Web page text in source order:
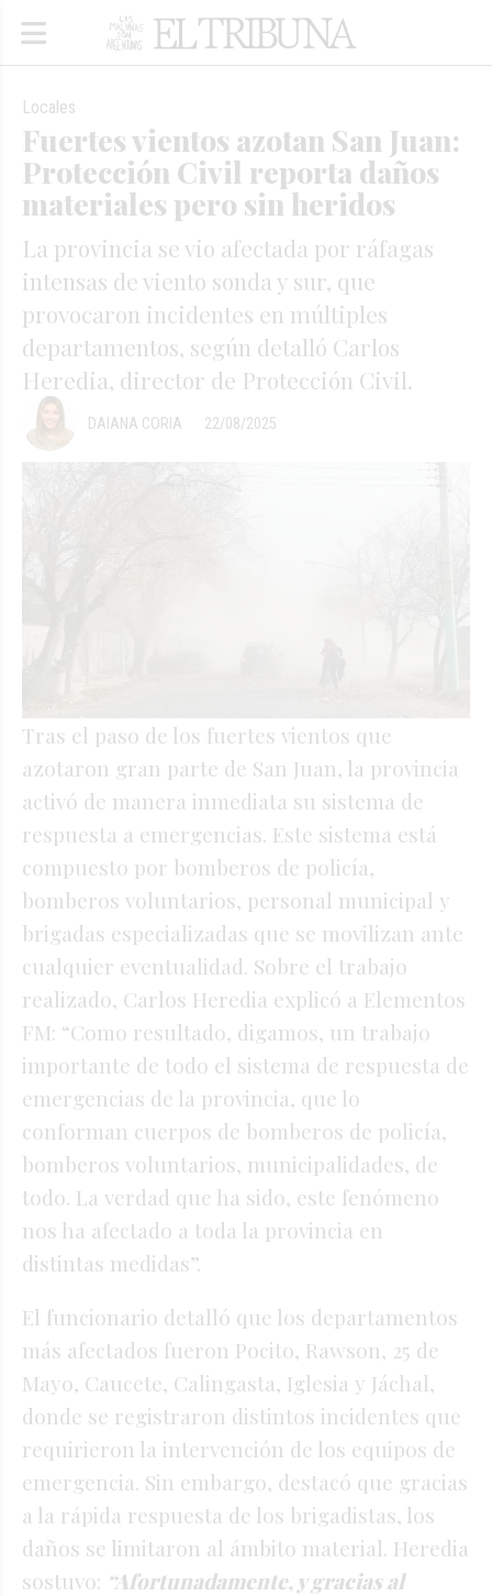
Fuertes vientos azotan San Juan:
Protección Civil reporta daños
materiales pero sin heridos
La provincia se vio afectada por ráfagas
intensas de viento sonda y sur, que
provocaron incidentes en múltiples
departamentos, según detalló Carlos
Heredia, director de Protección Civil.
Locales
22/08/2025
DAIANA CORIA
Tras el paso de los fuertes vientos que
azotaron gran parte de San Juan, la provincia
activó de manera inmediata su sistema de
respuesta a emergencias. Este sistema está
compuesto por bomberos de policía,
bomberos voluntarios, personal municipal y
brigadas especializadas que se movilizan ante
cualquier eventualidad. Sobre el trabajo
realizado, Carlos Heredia explicó a Elementos
FM: “Como resultado, digamos, un trabajo
importante de todo el sistema de respuesta de
emergencias de la provincia, que lo
conforman cuerpos de bomberos de policía,
bomberos voluntarios, municipalidades, de
todo. La verdad que ha sido, este fenómeno
nos ha afectado a toda la provincia en
distintas medidas”.
El funcionario detalló que los departamentos
más afectados fueron Pocito, Rawson, 25 de
Mayo, Caucete, Calingasta, Iglesia y Jáchal,
donde se registraron distintos incidentes que
requirieron la intervención de los equipos de
emergencia. Sin embargo, destacó que gracias
a la rápida respuesta de los brigadistas, los
daños se limitaron al ámbito material. Heredia
sostuvo: “Afortunadamente, y gracias al